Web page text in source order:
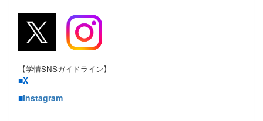
【学情SNSガイドライン】
■X
■Instagram